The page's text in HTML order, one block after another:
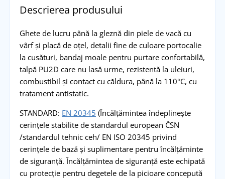
Descrierea produsului
Ghete de lucru până la gleznă din piele de vacă cu
vârf și placă de oțel, detalii fine de culoare portocalie
la cusături, bandaj moale pentru purtare confortabilă,
talpă PU2D care nu lasă urme, rezistentă la uleiuri,
combustibil și contact cu căldura, până la 110°C, cu
tratament antistatic.
STANDARD: EN 20345 (Încălțămintea îndeplinește
cerințele stabilite de standardul european ČSN
/standardul tehnic ceh/ EN ISO 20345 privind
cerințele de bază și suplimentare pentru încălțăminte
de siguranță. Încălțămintea de siguranță este echipată
cu protecție pentru degetele de la picioare concepută